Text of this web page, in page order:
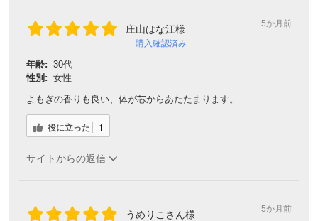
庄山はな江様
購入確認済み
5か月前
年齢: 30代
性別: 女性
よもぎの香りも良い、体が芯からあたたまります。
役に立った 1
サイトからの返信
うめりこさん様 5か月前